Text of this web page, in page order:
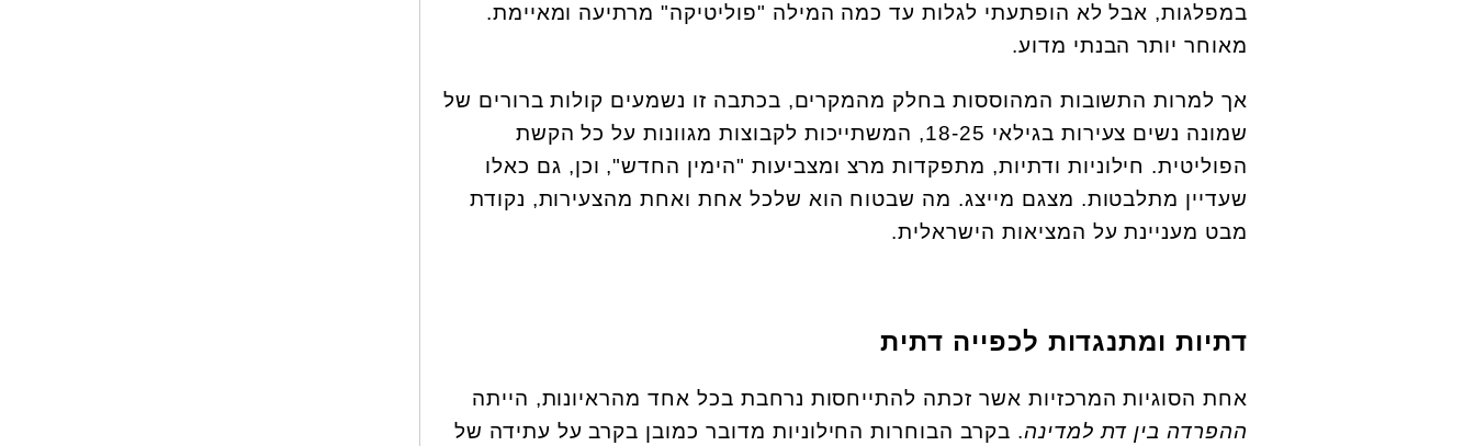
במפלגות, אבל לא הופתעתי לגלות עד כמה המילה "פוליטיקה" מרתיעה ומאיימת.
מאוחר יותר הבנתי מדוע.
אך למרות התשובות המהוססות בחלק מהמקרים, בכתבה זו נשמעים קולות ברורים של
שמונה נשים צעירות בגילאי 18-25, המשתייכות לקבוצות מגוונות על כל הקשת
הפוליטית. חילוניות ודתיות, מתפקדות מרצ ומצביעות "הימין החדש", וכן, גם כאלו
שעדיין מתלבטות. מצגם מייצג. מה שבטוח הוא שלכל אחת ואחת מהצעירות, נקודת
מבט מעניינת על המציאות הישראלית.
דתיות ומתנגדות לכפייה דתית
אחת הסוגיות המרכזיות אשר זכתה להתייחסות נרחבת בכל אחד מהראיונות, הייתה
ההפרדה בין דת למדינה. בקרב הבוחרות החילוניות מדובר כמובן בקרב על עתידה של